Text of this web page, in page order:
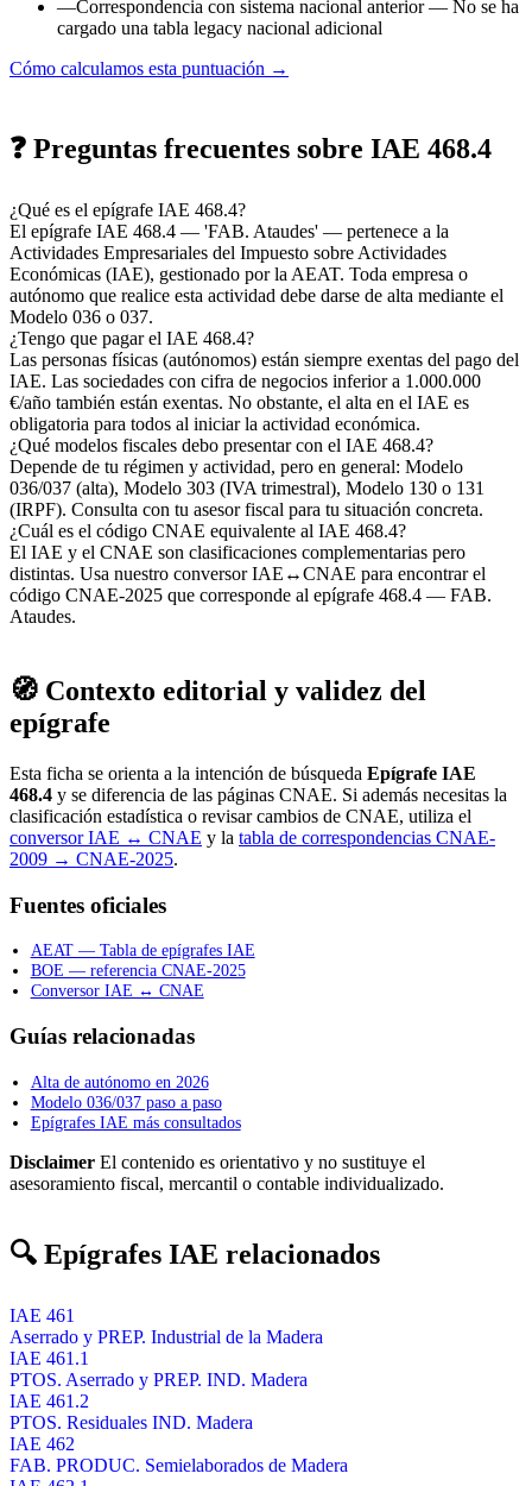
—Correspondencia con sistema nacional anterior— No se ha
cargado una tabla legacy nacional adicional
Cómo calculamos esta puntuación →
❓ Preguntas frecuentes sobre IAE 468.4
¿Qué es el epígrafe IAE 468.4?
El epígrafe IAE 468.4 — 'FAB. Ataudes' — pertenece a la
Actividades Empresariales del Impuesto sobre Actividades
Económicas (IAE), gestionado por la AEAT. Toda empresa o
autónomo que realice esta actividad debe darse de alta mediante el
Modelo 036 o 037.
¿Tengo que pagar el IAE 468.4?
Las personas físicas (autónomos) están siempre exentas del pago del
IAE. Las sociedades con cifra de negocios inferior a 1.000.000
€/año también están exentas. No obstante, el alta en el IAE es
obligatoria para todos al iniciar la actividad económica.
¿Qué modelos fiscales debo presentar con el IAE 468.4?
Depende de tu régimen y actividad, pero en general: Modelo
036/037 (alta), Modelo 303 (IVA trimestral), Modelo 130 o 131
(IRPF). Consulta con tu asesor fiscal para tu situación concreta.
¿Cuál es el código CNAE equivalente al IAE 468.4?
El IAE y el CNAE son clasificaciones complementarias pero
distintas. Usa nuestro conversor IAE↔CNAE para encontrar el
código CNAE-2025 que corresponde al epígrafe 468.4 — FAB.
Ataudes.
🧭 Contexto editorial y validez del
epígrafe
Esta ficha se orienta a la intención de búsqueda Epígrafe IAE
468.4 y se diferencia de las páginas CNAE. Si además necesitas la
clasificación estadística o revisar cambios de CNAE, utiliza el
conversor IAE ↔ CNAE y la tabla de correspondencias CNAE-
2009 → CNAE-2025.
Fuentes oficiales
AEAT — Tabla de epígrafes IAE
BOE — referencia CNAE-2025
Conversor IAE ↔ CNAE
Guías relacionadas
Alta de autónomo en 2026
Modelo 036/037 paso a paso
Epígrafes IAE más consultados
Disclaimer El contenido es orientativo y no sustituye el
asesoramiento fiscal, mercantil o contable individualizado.
🔍 Epígrafes IAE relacionados
IAE 461
Aserrado y PREP. Industrial de la Madera
IAE 461.1
PTOS. Aserrado y PREP. IND. Madera
IAE 461.2
PTOS. Residuales IND. Madera
IAE 462
FAB. PRODUC. Semielaborados de Madera